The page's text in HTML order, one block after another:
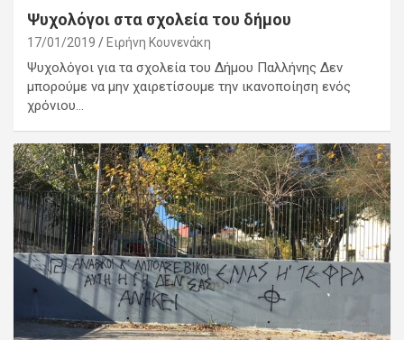
Ψυχολόγοι στα σχολεία του δήμου
17/01/2019 Ειρήνη Κουνενάκη
Ψυχολόγοι για τα σχολεία του Δήμου Παλλήνης Δεν
μπορούμε να μην χαιρετίσουμε την ικανοποίηση ενός
χρόνιου…